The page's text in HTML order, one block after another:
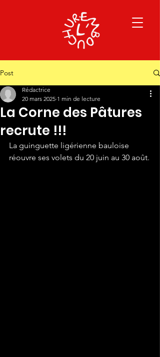
Post
La Corne des Pâtures
recrute !!!
Rédactrice
20 mars 2025 1 min de lecture
La guinguette ligérienne bauloise
réouvre ses volets du 20 juin au 30 août.